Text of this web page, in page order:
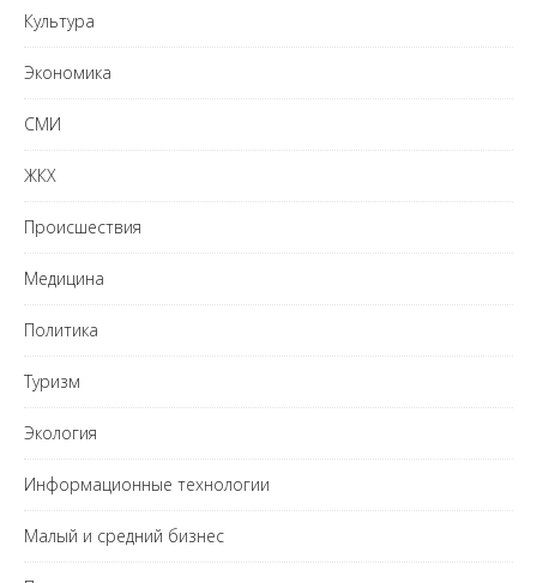
Культура
Экономика
СМИ
ЖКХ
Происшествия
Медицина
Политика
Туризм
Экология
Информационные технологии
Малый и средний бизнес